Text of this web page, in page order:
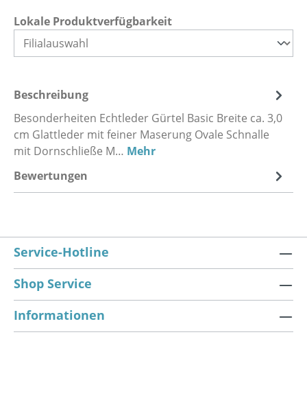
Lokale Produktverfügbarkeit
Beschreibung
Besonderheiten Echtleder Gürtel Basic Breite ca. 3,0
cm Glattleder mit feiner Maserung Ovale Schnalle
mit Dornschließe M… Mehr
Bewertungen
Service-Hotline
Shop Service
Informationen